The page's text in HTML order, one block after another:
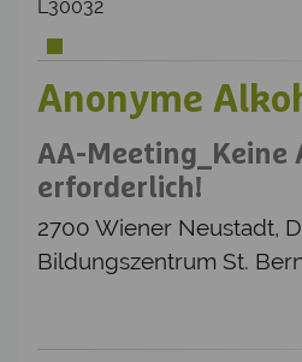
L30032
Anonyme
AA-Meeting_Keine
erforderlich!
2700 Wiener Neustadt,
Bildungszentrum St.